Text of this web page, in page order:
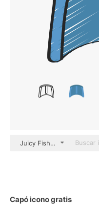
Juicy Fish Sketchy
Capó icono gratis